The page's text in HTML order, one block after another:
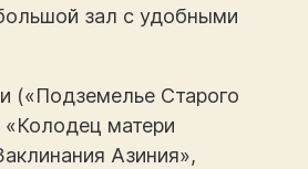
зал с удобными
(«Подземелье Старого
«Колодец матери
Азиния»,